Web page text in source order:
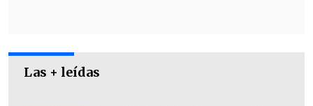
Las + leídas